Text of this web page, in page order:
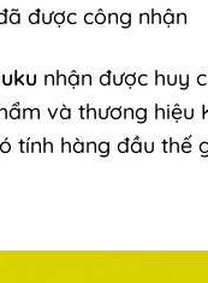
được công nhận
nhận được huy
và thương
tính hàng đầu thế